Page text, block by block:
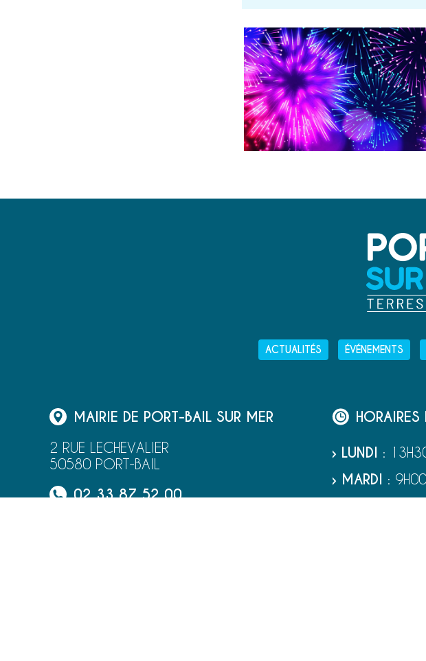
ACTUALITÉS ÉVÉNEMENTS
MAIRIE DE PORT-BAIL SUR MER
2 RUE LECHEVALIER
50580 PORT-BAIL
02 33 87 52 00
HORAIRES
› LUNDI :
› MARDI :